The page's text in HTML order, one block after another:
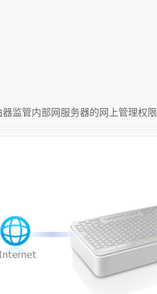
监管内部网服务器的网上管理权限